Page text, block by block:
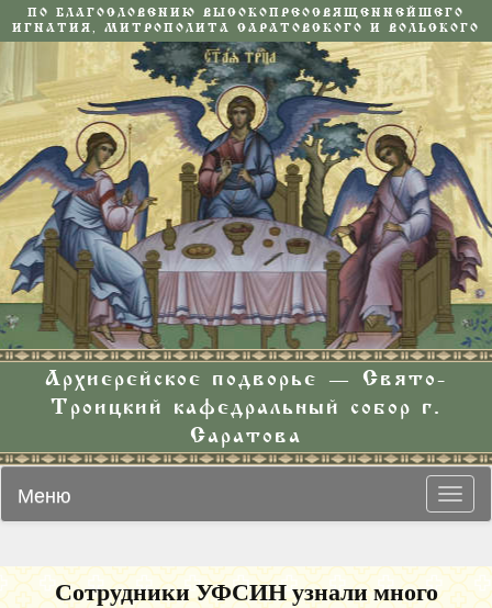
ПО БЛАГОСЛОВЕНИЮ ВЫСОКОПРЕОСВЯЩЕННЕЙШЕГО
ИГНАТИЯ, МИТРОПОЛИТА САРАТОВСКОГО И ВОЛЬСКОГО
Архиерейское подворье — Свято-
Троицкий кафедральный собор г.
Саратова
Меню
Сотрудники УФСИН узнали много